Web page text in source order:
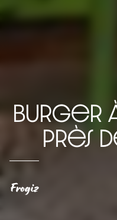
burger
près
Frogiz